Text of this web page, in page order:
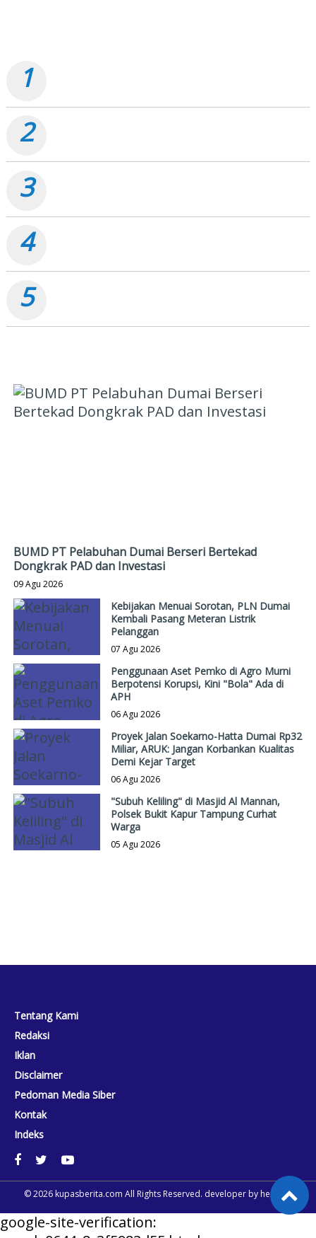
1
2
3
4
5
BUMD PT Pelabuhan Dumai Berseri Bertekad
Dongkrak PAD dan Investasi
09 Agu 2026
Kebijakan Menuai Sorotan, PLN Dumai
Kembali Pasang Meteran Listrik
Pelanggan
07 Agu 2026
Penggunaan Aset Pemko di Agro Murni
Berpotensi Korupsi, Kini "Bola" Ada di
APH
06 Agu 2026
Proyek Jalan Soekarno-Hatta Dumai Rp32
Miliar, ARUK: Jangan Korbankan Kualitas
Demi Kejar Target
06 Agu 2026
"Subuh Keliling" di Masjid Al Mannan,
Polsek Bukit Kapur Tampung Curhat
Warga
05 Agu 2026
Tentang Kami
Redaksi
Iklan
Disclaimer
Pedoman Media Siber
Kontak
Indeks
© 2026 kupasberita.com All Rights Reserved. developer by heriweb
google-site-verification: